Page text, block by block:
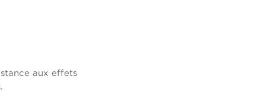
aux effets